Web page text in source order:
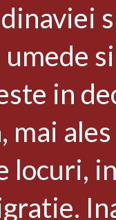
in
mai
locuri,